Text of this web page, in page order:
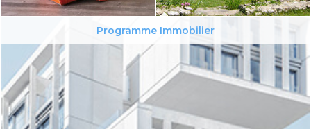
Programme Immobilier